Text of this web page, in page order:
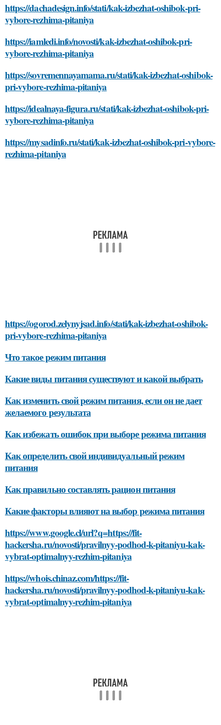
https://dachadesign.info/stati/kak-izbezhat-oshibok-pri-
vybore-rezhima-pitaniya
https://iamledi.info/novosti/kak-izbezhat-oshibok-pri-
vybore-rezhima-pitaniya
https://sovremennayamama.ru/stati/kak-izbezhat-oshibok-
pri-vybore-rezhima-pitaniya
https://idealnaya-figura.ru/stati/kak-izbezhat-oshibok-pri-
vybore-rezhima-pitaniya
https://mysadinfo.ru/stati/kak-izbezhat-oshibok-pri-vybore-
rezhima-pitaniya
https://ogorod.zelynyjsad.info/stati/kak-izbezhat-oshibok-
pri-vybore-rezhima-pitaniya
Что такое режим питания
Какие виды питания существуют и какой выбрать
Как изменить свой режим питания, если он не дает
желаемого результата
Как избежать ошибок при выборе режима питания
Как определить свой индивидуальный режим
питания
Как правильно составлять рацион питания
Какие факторы влияют на выбор режима питания
https://www.google.cl/url?q=https://fit-
hackersha.ru/novosti/pravilnyy-podhod-k-pitaniyu-kak-
vybrat-optimalnyy-rezhim-pitaniya
https://whois.chinaz.com/https://fit-
hackersha.ru/novosti/pravilnyy-podhod-k-pitaniyu-kak-
vybrat-optimalnyy-rezhim-pitaniya